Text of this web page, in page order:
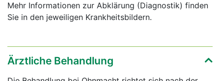
Mehr Informationen zur Abklärung (Diagnostik) finden
Sie in den jeweiligen Krankheitsbildern.
Ärztliche Behandlung